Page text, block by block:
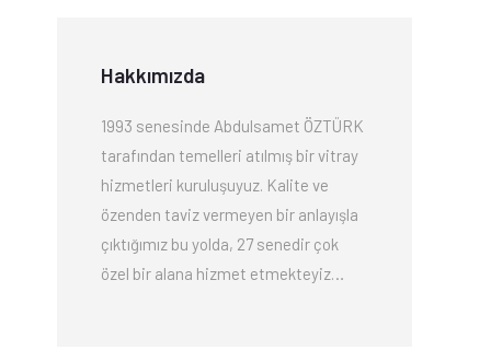
Hakkımızda
1993 senesinde Abdulsamet ÖZTÜRK
tarafından temelleri atılmış bir vitray
hizmetleri kuruluşuyuz. Kalite ve
özenden taviz vermeyen bir anlayışla
çıktığımız bu yolda, 27 senedir çok
özel bir alana hizmet etmekteyiz…